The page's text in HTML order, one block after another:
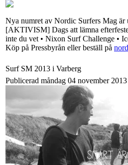
Nya numret av Nordic Surfers Mag
[AKTIVISM] Dags att lämna
inte du vet • Nixon Surf Challenge •
Köp på Pressbyrån eller beställ på
Surf SM 2013 i Varberg
Publicerad måndag 04 november